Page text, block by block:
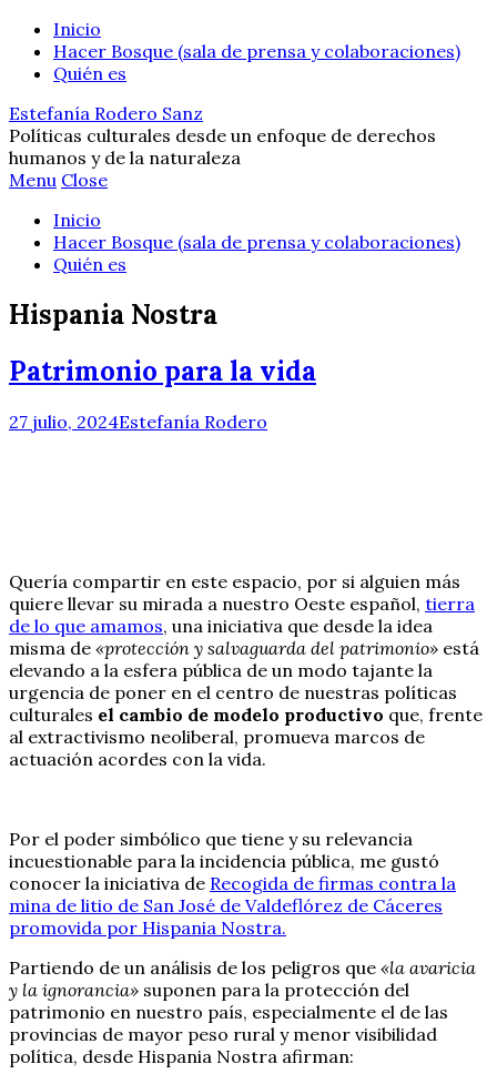
Inicio
Hacer Bosque (sala de prensa y colaboraciones)
Quién es
Estefanía Rodero Sanz
Políticas culturales desde un enfoque de derechos
humanos y de la naturaleza
Menu Close
Inicio
Hacer Bosque (sala de prensa y colaboraciones)
Quién es
Hispania Nostra
Patrimonio para la vida
27 julio, 2024Estefanía Rodero
Quería compartir en este espacio, por si alguien más
quiere llevar su mirada a nuestro Oeste español, tierra
de lo que amamos, una iniciativa que desde la idea
misma de «protección y salvaguarda del patrimonio» está
elevando a la esfera pública de un modo tajante la
urgencia de poner en el centro de nuestras políticas
culturales el cambio de modelo productivo que, frente
al extractivismo neoliberal, promueva marcos de
actuación acordes con la vida.
Por el poder simbólico que tiene y su relevancia
incuestionable para la incidencia pública, me gustó
conocer la iniciativa de Recogida de firmas contra la
mina de litio de San José de Valdeflórez de Cáceres
promovida por Hispania Nostra.
Partiendo de un análisis de los peligros que «la avaricia
y la ignorancia» suponen para la protección del
patrimonio en nuestro país, especialmente el de las
provincias de mayor peso rural y menor visibilidad
política, desde Hispania Nostra afirman: